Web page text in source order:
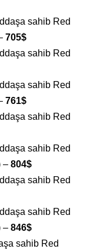
sahib Red
705$
sahib Red
sahib Red
761$
sahib Red
sahib Red
– 804$
sahib Red
sahib Red
– 846$
sahib Red